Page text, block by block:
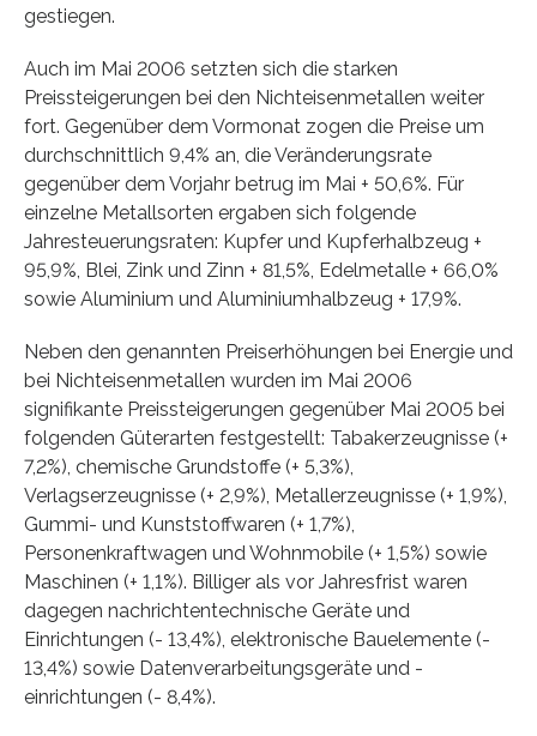
gestiegen.
Auch im Mai 2006 setzten sich die starken
Preissteigerungen bei den Nichteisenmetallen weiter
fort. Gegenüber dem Vormonat zogen die Preise um
durchschnittlich 9,4% an, die Veränderungsrate
gegenüber dem Vorjahr betrug im Mai + 50,6%. Für
einzelne Metallsorten ergaben sich folgende
Jahresteuerungsraten: Kupfer und Kupferhalbzeug +
95,9%, Blei, Zink und Zinn + 81,5%, Edelmetalle + 66,0%
sowie Aluminium und Aluminiumhalbzeug + 17,9%.
Neben den genannten Preiserhöhungen bei Energie und
bei Nichteisenmetallen wurden im Mai 2006
signifikante Preissteigerungen gegenüber Mai 2005 bei
folgenden Güterarten festgestellt: Tabakerzeugnisse (+
7,2%), chemische Grundstoffe (+ 5,3%),
Verlagserzeugnisse (+ 2,9%), Metallerzeugnisse (+ 1,9%),
Gummi- und Kunststoffwaren (+ 1,7%),
Personenkraftwagen und Wohnmobile (+ 1,5%) sowie
Maschinen (+ 1,1%). Billiger als vor Jahresfrist waren
dagegen nachrichtentechnische Geräte und
Einrichtungen (- 13,4%), elektronische Bauelemente (-
13,4%) sowie Datenverarbeitungsgeräte und -
einrichtungen (- 8,4%).